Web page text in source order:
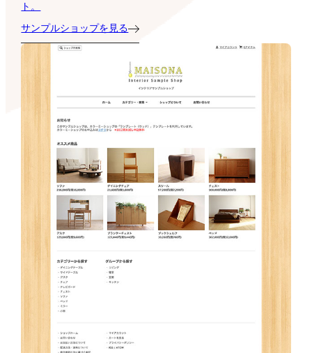
ト。
サンプルショップを見る